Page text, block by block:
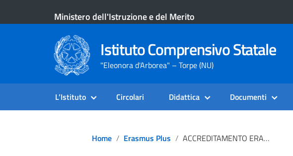
Ministero dell'Istruzione e del Merito
Istituto Comprensivo Statale
"Eleonora d'Arborea" – Torpe (NU)
L’Istituto Circolari Didattica Documenti
Home Erasmus Plus ACCREDITAMENTO ERASMUS+ KA120 SETTORE SCUOLA